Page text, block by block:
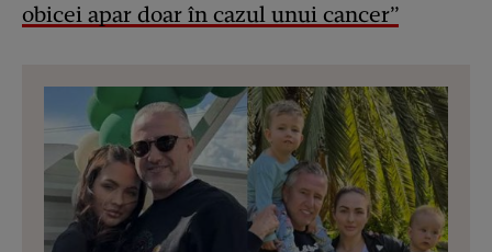
obicei apar doar în cazul unui cancer”